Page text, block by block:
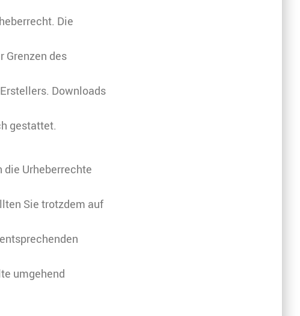
Die
Grenzen des
Downloads
gestattet.
Urheberrechte
Sie trotzdem auf
umgehend